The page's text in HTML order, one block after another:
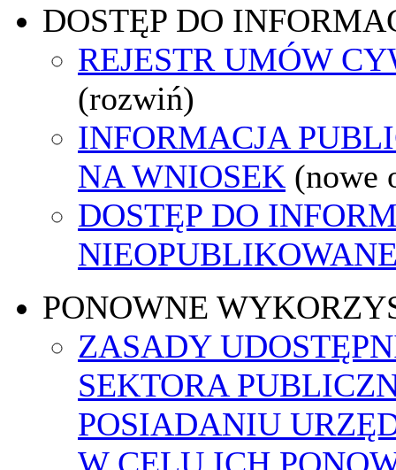
DOSTĘP DO
REJESTR UMÓW
(rozwiń)
INFORMACJA
NA WNIOSEK (nowe
DOSTĘP DO
PONOWNE
ZASADY
SEKTORA
POSIADANIU